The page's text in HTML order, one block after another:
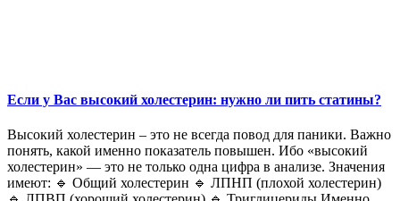
Если у Вас высокий холестерин: нужно ли пить статины?
Высокий холестерин – это не всегда повод для паники. Важно
понять, какой именно показатель повышен. Ибо «высокий
холестерин» — это не только одна цифра в анализе. Значения
имеют: 🔹 Общий холестерин 🔹 ЛПНП (плохой холестерин)